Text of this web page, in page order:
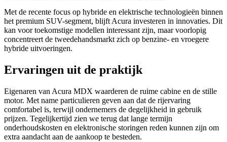
Met de recente focus op hybride en elektrische technologieën binnen
het premium SUV-segment, blijft Acura investeren in innovaties. Dit
kan voor toekomstige modellen interessant zijn, maar voorlopig
concentreert de tweedehandsmarkt zich op benzine- en vroegere
hybride uitvoeringen.
Ervaringen uit de praktijk
Eigenaren van Acura MDX waarderen de ruime cabine en de stille
motor. Met name particulieren geven aan dat de rijervaring
comfortabel is, terwijl ondernemers de degelijkheid in gebruik
prijzen. Tegelijkertijd zien we terug dat lange termijn
onderhoudskosten en elektronische storingen reden kunnen zijn om
extra aandacht aan de aankoop te besteden.